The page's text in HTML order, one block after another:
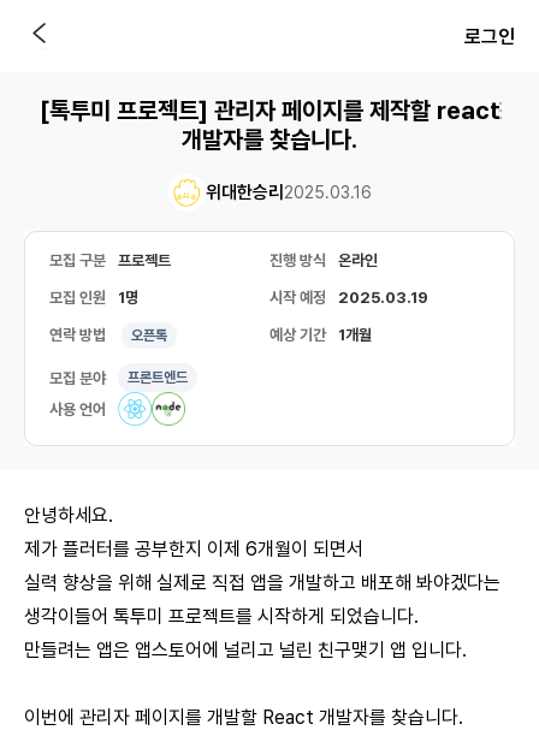
로그인
[톡투미 프로젝트] 관리자 페이지를 제작할 react
개발자를 찾습니다.
위대한승리 2025.03.16
모집 구분 프로젝트 진행 방식 온라인
모집 인원 1명 시작 예정 2025.03.19
연락 방법 오픈톡 예상 기간 1개월
모집 분야 프론트엔드
사용 언어
안녕하세요.
제가 플러터를 공부한지 이제 6개월이 되면서
실력 향상을 위해 실제로 직접 앱을 개발하고 배포해 봐야겠다는
생각이들어 톡투미 프로젝트를 시작하게 되었습니다.
만들려는 앱은 앱스토어에 널리고 널린 친구맺기 앱 입니다.
이번에 관리자 페이지를 개발할 React 개발자를 찾습니다.